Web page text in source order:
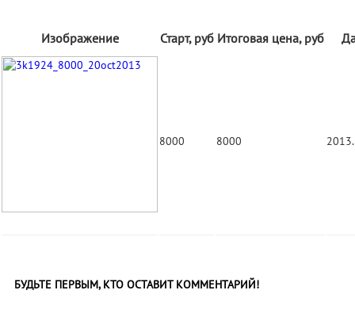
Изображение Старт, руб Итоговая цена, руб
8000 8000
БУДЬТЕ ПЕРВЫМ, КТО ОСТАВИТ КОММЕНТАРИЙ!